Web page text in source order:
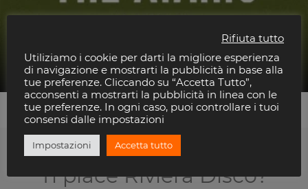
THE ATARIS @ Rock Planet 04 Luglio 2026
Rock Planet
Ti piace Riviera Disco?
Rifiuta tutto
Utiliziamo i cookie per darti la migliore esperienza
di navigazione e mostrarti la pubblicità in base alla
tue preferenze. Cliccando su “Accetta Tutto”,
acconsenti a mostrarti la pubblicità in linea con le
tue preferenze. In ogni caso, puoi controllare i tuoi
consensi dalle impostazioni
Impostazioni Accetta tutto